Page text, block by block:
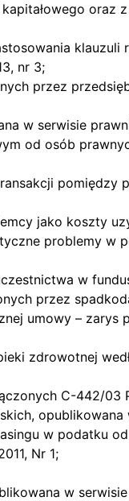
oraz
nr 3;
przez
w serwisie
od osób
jako koszty
problemy w
w
przez
umowy – zarys
zdrowotnej
C-442/03
opublikowana
w podatku
Nr 1;
w